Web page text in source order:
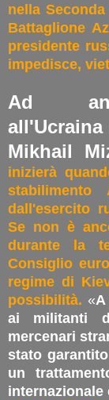
nella
Battaglione
presidente
impedisce,
Ad
Mikhail
inizierà
stabilimento
dall'esercito
Se non è
durante la
Consiglio
regime di
possibilità. «
ai militanti
mercenari
stato
un
internazionale